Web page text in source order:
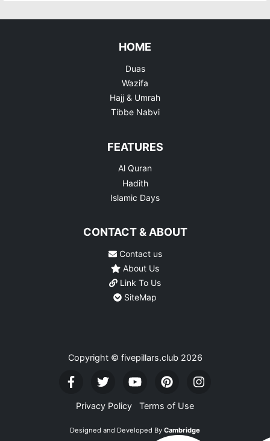
HOME
Duas
Wazifa
Hajj & Umrah
Tibbe Nabvi
FEATURES
Al Quran
Hadith
Islamic Days
CONTACT & ABOUT
Contact us
About Us
Link To Us
SiteMap
Copyright © fivepillars.club 2026
Privacy Policy Terms of Use
Designed and Developed By Cambridge